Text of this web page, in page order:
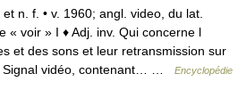
n. f. • v. 1960; angl. video, du lat.
« voir » I ♦ Adj. inv. Qui concerne l
et des sons et leur retransmission sur
Signal vidéo, contenant… …
Encyclopédie